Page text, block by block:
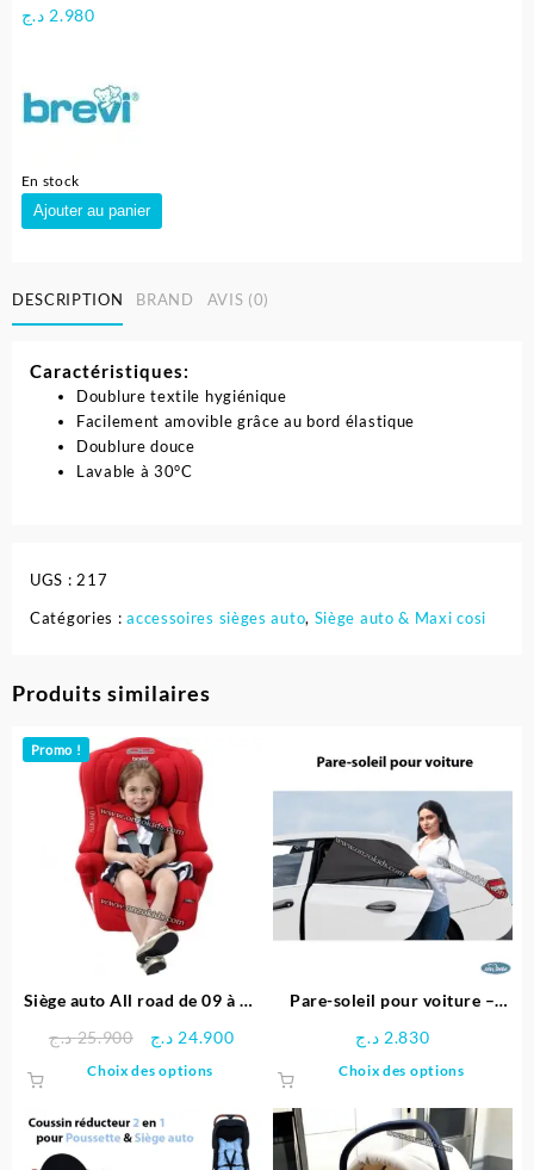
2.980 د.ج
En stock
quantité
de
pour
siège
Ajouter au panier
DESCRIPTION BRAND AVIS (0)
Caractéristiques:
Doublure textile hygiénique
Facilement amovible grâce au bord élastique
Doublure douce
Lavable à 30°C
UGS :217
Catégories :accessoires sièges auto, Siège auto & Maxi cosi
Produits similaires
Promo !
Siège auto All road de 09 à 36
25.900 د.ج
Le
25.900 د.ج.
24.900 د.ج
Le
actuel
est :
24.900 د.ج.
Choix des options
a
plusieurs
Pare-soleil pour voiture –
2.830 د.ج
Choix des options
a